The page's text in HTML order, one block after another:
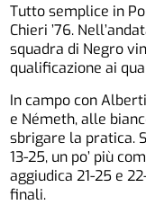
Tutto semplice in
Chieri ’76.
squadra di Negro
qualificazione ai
In campo con
e Németh, alle
sbrigare la pratica.
13-25, un po’ più
aggiudica 21-25 e
finali.